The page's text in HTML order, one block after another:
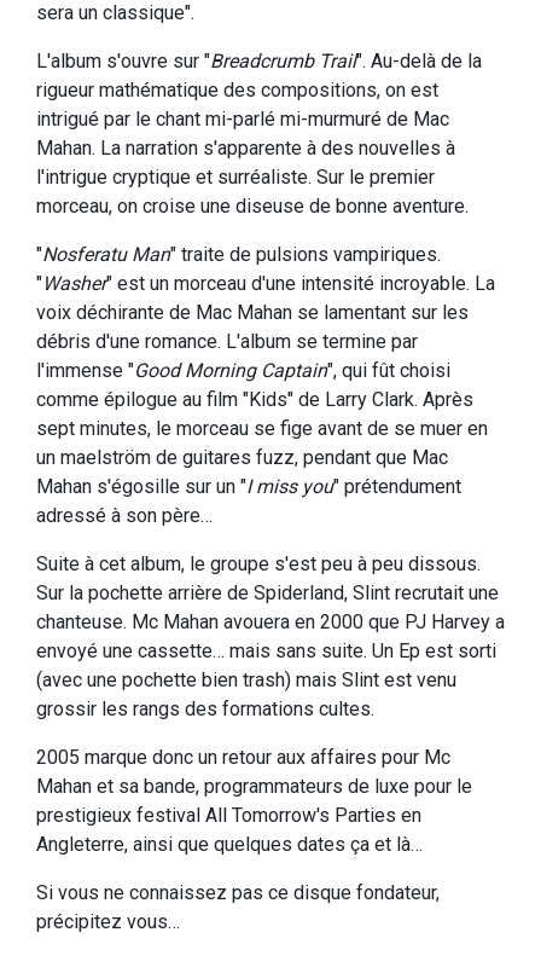
sera un classique".
L'album s'ouvre sur "Breadcrumb Trail". Au-delà de la
rigueur mathématique des compositions, on est
intrigué par le chant mi-parlé mi-murmuré de Mac
Mahan. La narration s'apparente à des nouvelles à
l'intrigue cryptique et surréaliste. Sur le premier
morceau, on croise une diseuse de bonne aventure.
"Nosferatu Man" traite de pulsions vampiriques.
"Washer" est un morceau d'une intensité incroyable. La
voix déchirante de Mac Mahan se lamentant sur les
débris d'une romance. L'album se termine par
l'immense "Good Morning Captain", qui fût choisi
comme épilogue au film "Kids" de Larry Clark. Après
sept minutes, le morceau se fige avant de se muer en
un maelström de guitares fuzz, pendant que Mac
Mahan s'égosille sur un "I miss you" prétendument
adressé à son père…
Suite à cet album, le groupe s'est peu à peu dissous.
Sur la pochette arrière de Spiderland, Slint recrutait une
chanteuse. Mc Mahan avouera en 2000 que PJ Harvey a
envoyé une cassette… mais sans suite. Un Ep est sorti
(avec une pochette bien trash) mais Slint est venu
grossir les rangs des formations cultes.
2005 marque donc un retour aux affaires pour Mc
Mahan et sa bande, programmateurs de luxe pour le
prestigieux festival All Tomorrow's Parties en
Angleterre, ainsi que quelques dates ça et là…
Si vous ne connaissez pas ce disque fondateur,
précipitez vous…